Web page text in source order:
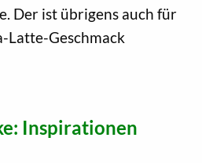
Der ist übrigens auch für
Latte-Geschmack
Inspirationen